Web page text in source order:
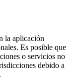
la aplicación
Es posible que
o servicios no
debido a